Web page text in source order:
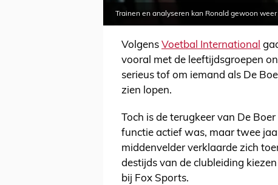
Trainen en analyseren kan Ronald gewoon
Volgens Voetbal International
vooral met de leeftijdsgroepen
serieus tof om iemand als De
zien lopen.
Toch is de terugkeer van De
functie actief was, maar twee
middenvelder verklaarde zich
destijds van de clubleiding
bij Fox Sports.